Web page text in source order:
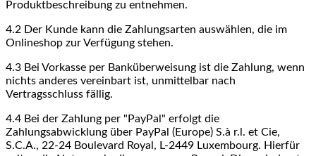
Produktbeschreibung zu entnehmen.
4.2 Der Kunde kann die Zahlungsarten auswählen, die im
Onlineshop zur Verfügung stehen.
4.3 Bei Vorkasse per Banküberweisung ist die Zahlung, wenn
nichts anderes vereinbart ist, unmittelbar nach
Vertragsschluss fällig.
4.4 Bei der Zahlung per "PayPal" erfolgt die
Zahlungsabwicklung über PayPal (Europe) S.à r.l. et Cie,
S.C.A., 22-24 Boulevard Royal, L-2449 Luxembourg. Hierfür